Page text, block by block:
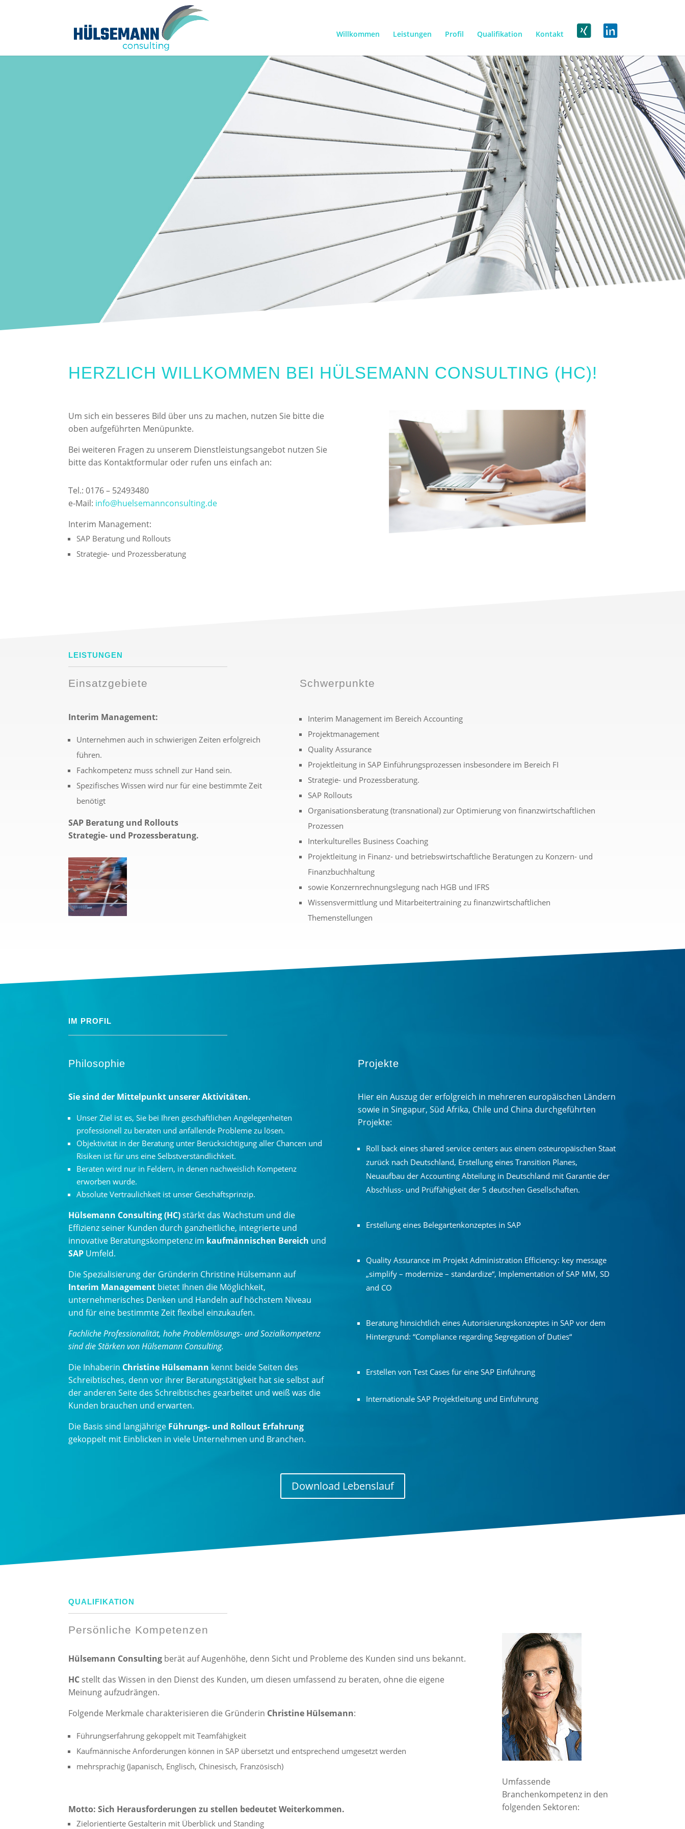
Willkommen Leistungen Profil Qualifikation Kontakt
HERZLICH WILLKOMMEN BEI HÜLSEMANN CONSULTING (HC)!
Um sich ein besseres Bild über uns zu machen, nutzen Sie bitte die
oben aufgeführten Menüpunkte.
Bei weiteren Fragen zu unserem Dienstleistungsangebot nutzen Sie
bitte das Kontaktformular oder rufen uns einfach an:
Tel.: 0176 – 52493480
e-Mail: info@huelsemannconsulting.de
Interim Management:
SAP Beratung und Rollouts
Strategie- und Prozessberatung
LEISTUNGEN
Einsatzgebiete
Interim Management:
Unternehmen auch in schwierigen Zeiten erfolgreich
führen.
Fachkompetenz muss schnell zur Hand sein.
Spezifisches Wissen wird nur für eine bestimmte Zeit
benötigt
SAP Beratung und Rollouts
Strategie- und Prozessberatung.
Schwerpunkte
Interim Management im Bereich Accounting
Projektmanagement
Quality Assurance
Projektleitung in SAP Einführungsprozessen insbesondere im Bereich FI
Strategie- und Prozessberatung.
SAP Rollouts
Organisationsberatung (transnational) zur Optimierung von finanzwirtschaftlichen
Prozessen
Interkulturelles Business Coaching
Projektleitung in Finanz- und betriebswirtschaftliche Beratungen zu Konzern- und
Finanzbuchhaltung
sowie Konzernrechnungslegung nach HGB und IFRS
Wissensvermittlung und Mitarbeitertraining zu finanzwirtschaftlichen
Themenstellungen
IM PROFIL
Philosophie
Sie sind der Mittelpunkt unserer Aktivitäten.
Unser Ziel ist es, Sie bei Ihren geschäftlichen Angelegenheiten
professionell zu beraten und anfallende Probleme zu lösen.
Objektivität in der Beratung unter Berücksichtigung aller Chancen und
Risiken ist für uns eine Selbstverständlichkeit.
Beraten wird nur in Feldern, in denen nachweislich Kompetenz
erworben wurde.
Absolute Vertraulichkeit ist unser Geschäftsprinzip.
Hülsemann Consulting (HC)stärkt das Wachstum und die
Effizienz seiner Kunden durch ganzheitliche, integrierte und
innovative Beratungskompetenz im kaufmännischen Bereich und
SAP Umfeld.
Die Spezialisierung der Gründerin Christine Hülsemann auf
Interim Management bietet Ihnen die Möglichkeit,
unternehmerisches Denken und Handeln auf höchstem Niveau
und für eine bestimmte Zeit flexibel einzukaufen.
Fachliche Professionalität, hohe Problemlösungs- und Sozialkompetenz
sind die Stärken von Hülsemann Consulting.
Die Inhaberin Christine Hülsemann kennt beide Seiten des
Schreibtisches, denn vor ihrer Beratungstätigkeit hat sie selbst auf
der anderen Seite des Schreibtisches gearbeitet und weiß was die
Kunden brauchen und erwarten.
Die Basis sind langjährige Führungs- und Rollout Erfahrung
gekoppelt mit Einblicken in viele Unternehmen und Branchen.
Projekte
Hier ein Auszug der erfolgreich in mehreren europäischen Ländern
sowie in Singapur, Süd Afrika, Chile und China durchgeführten
Projekte:
Roll back eines shared service centers aus einem osteuropäischen Staat
zurück nach Deutschland, Erstellung eines Transition Planes,
Neuaufbau der Accounting Abteilung in Deutschland mit Garantie der
Abschluss- und Prüffähigkeit der 5 deutschen Gesellschaften.
Erstellung eines Belegartenkonzeptes in SAP
Quality Assurance im Projekt Administration Efficiency: key message
„simplify – modernize – standardize“, Implementation of SAP MM, SD
and CO
Beratung hinsichtlich eines Autorisierungskonzeptes in SAP vor dem
Hintergrund: “Compliance regarding Segregation of Duties“
Erstellen von Test Cases für eine SAP Einführung
Internationale SAP Projektleitung und Einführung
Download Lebenslauf
QUALIFIKATION
Persönliche Kompetenzen
Hülsemann Consulting berät auf Augenhöhe, denn Sicht und Probleme des Kunden sind uns bekannt.
HC stellt das Wissen in den Dienst des Kunden, um diesen umfassend zu beraten, ohne die eigene
Meinung aufzudrängen.
Folgende Merkmale charakterisieren die Gründerin Christine Hülsemann:
Führungserfahrung gekoppelt mit Teamfähigkeit
Kaufmännische Anforderungen können in SAP übersetzt und entsprechend umgesetzt werden
mehrsprachig (Japanisch, Englisch, Chinesisch, Französisch)
Motto: Sich Herausforderungen zu stellen bedeutet Weiterkommen.
Zielorientierte Gestalterin mit Überblick und Standing
Umfassende
Branchenkompetenz in den
folgenden Sektoren: